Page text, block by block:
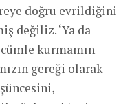
doğru evrildiğini
değiliz. ‘Ya da
cümle kurmamın
gereği olarak